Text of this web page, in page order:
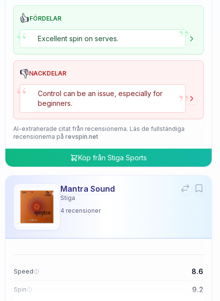
👍FÖRDELAR
“ Excellent spin on serves. ”
👎NACKDELAR
“
Control can be an issue, especially for
beginners.
”
AI-extraherade citat från recensionerna. Läs de fullständiga
recensionerna på revspin.net
Köp från Stiga Sports
Mantra Sound
Stiga
4 recensioner
Speed 8.6
Spin 9.2